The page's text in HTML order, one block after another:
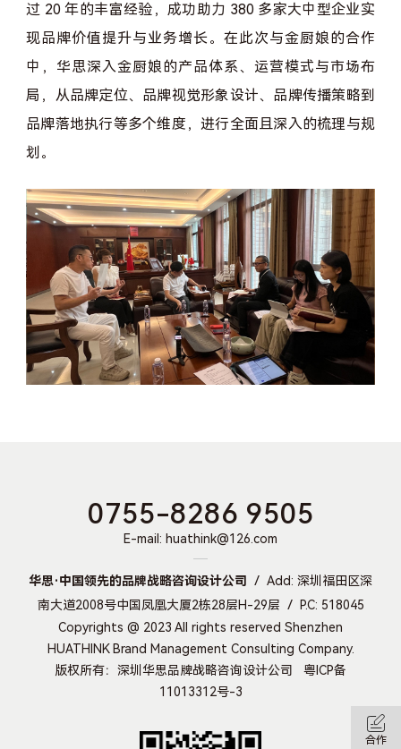
过 20 年的丰富经验，成功助力 380 多家大中型企业实
现品牌价值提升与业务增长。在此次与金厨娘的合作
中，华思深入金厨娘的产品体系、运营模式与市场布
局，从品牌定位、品牌视觉形象设计、品牌传播策略到
品牌落地执行等多个维度，进行全面且深入的梳理与规
划。
0755-8286 9505
E-mail: huathink@126.com
华思·中国领先的品牌战略咨询设计公司
Add: 深圳福田区深
南大道2008号中国凤凰大厦2栋28层H-29层
P.C: 518045
Copyrights @ 2023 All rights reserved Shenzhen
HUATHINK Brand Management Consulting Company.
版权所有：深圳华思品牌战略咨询设计公司 粤ICP备
11013312号-3
合作